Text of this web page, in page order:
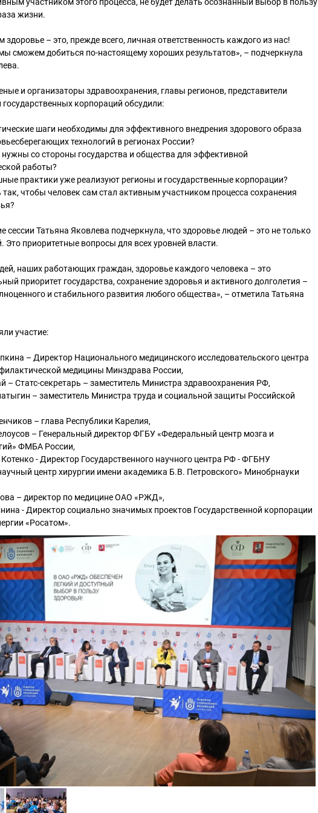
жизни.
здоровье – это, прежде всего, личная ответственность каждого из нас!
сможем добиться по-настоящему хороших результатов», – подчеркнула
и организаторы здравоохранения, главы регионов, представители
государственных корпораций обсудили:
шаги необходимы для эффективного внедрения здорового образа
технологий в регионах России?
со стороны государства и общества для эффективной
работы?
практики уже реализуют регионы и государственные корпорации?
так, чтобы человек сам стал активным участником процесса сохранения
сессии Татьяна Яковлева подчеркнула, что здоровье людей – это не только
Это приоритетные вопросы для всех уровней власти.
наших работающих граждан, здоровье каждого человека – это
приоритет государства, сохранение здоровья и активного долголетия –
и стабильного развития любого общества», – отметила Татьяна
участие:
– Директор Национального медицинского исследовательского центра
медицины Минздрава России,
– Статс-секретарь – заместитель Министра здравоохранения РФ,
– заместитель Министра труда и социальной защиты Российской
– глава Республики Карелия,
– Генеральный директор ФГБУ «Федеральный центр мозга и
ФМБА России,
- Директор Государственного научного центра РФ - ФГБНУ
центр хирургии имени академика Б.В. Петровского» Минобрнауки
– директор по медицине ОАО «РЖД»,
- Директор социально значимых проектов Государственной корпорации
«Росатом».